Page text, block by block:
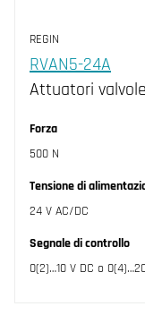
REGIN
RVAN5-24A
Attuatori valvole
Forza
500 N
Tensione di
24 V AC/DC
Segnale di controllo
0(2)…10 V DC o